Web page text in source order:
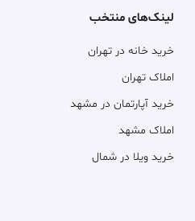
لینک‌های منتخب
خرید خانه در تهران
املاک تهران
خرید آپارتمان در مشهد
املاک مشهد
خرید ویلا در شمال